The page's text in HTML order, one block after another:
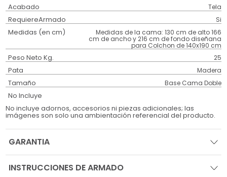
Acabado Tela
RequiereArmado Si
Medidas (en cm) Medidas de la cama: 130 cm de alto 166
cm de ancho y 216 cm de fondo diseñana
para Colchon de 140x190 cm
Peso Neto Kg. 25
Pata Madera
Tamaño Base Cama Doble
No Incluye
No incluye adornos, accesorios ni piezas adicionales; las
imágenes son solo una ambientación referencial del producto.
GARANTIA
INSTRUCCIONES DE ARMADO